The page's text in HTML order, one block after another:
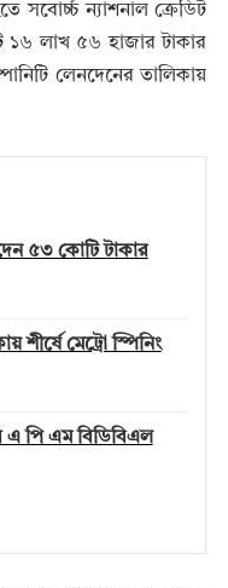
সবোর্চ্চ ন্যাশনাল ক্রেডিট
১৬ লাখ ৫৬ হাজার টাকার
লেনদেনের তালিকায়
৫৩ কোটি টাকার
শীর্ষে মেট্রো স্পিনিং
এ পি এম বিডিবিএল